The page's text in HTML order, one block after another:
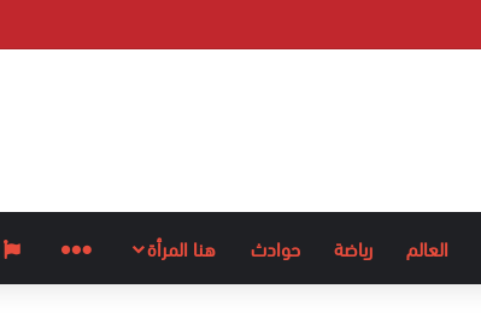
العالم رياضة حوادث هنا المرأة المزيد